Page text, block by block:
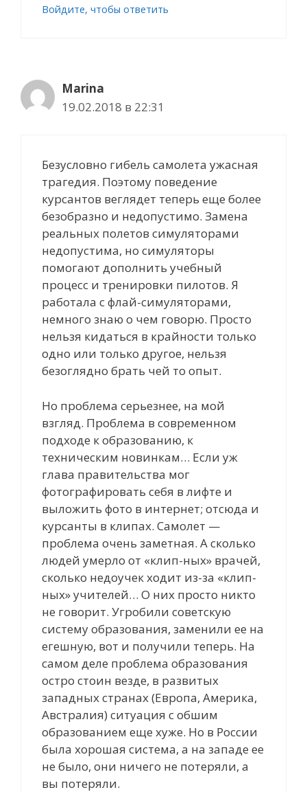
Войдите, чтобы ответить
Marina
19.02.2018 в 22:31
Безусловно гибель самолета ужасная
трагедия. Поэтому поведение
курсантов веглядет теперь еще более
безобразно и недопустимо. Замена
реальных полетов симуляторами
недопустима, но симуляторы
помогают дополнить учебный
процесс и тренировки пилотов. Я
работала с флай-симуляторами,
немного знаю о чем говорю. Просто
нельзя кидаться в крайности только
одно или только другое, нельзя
безоглядно брать чей то опыт.
Но проблема серьезнее, на мой
взгляд. Проблема в современном
подходе к образованию, к
техническим новинкам… Если уж
глава правительства мог
фотографировать себя в лифте и
выложить фото в интернет; отсюда и
курсанты в клипах. Самолет —
проблема очень заметная. А сколько
людей умерло от «клип-ных» врачей,
сколько недоучек ходит из-за «клип-
ных» учителей… О них просто никто
не говорит. Угробили советскую
систему образования, заменили ее на
егешную, вот и получили теперь. На
самом деле проблема образования
остро стоин везде, в развитых
западных странах (Европа, Америка,
Австралия) ситуация с обшим
образованием еще хуже. Но в России
была хорошая система, а на западе ее
не было, они ничего не потеряли, а
вы потеряли.